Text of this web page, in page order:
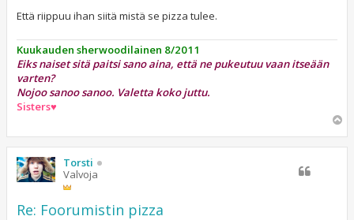
Että riippuu ihan siitä mistä se pizza tulee.
Kuukauden sherwoodilainen 8/2011
Eiks naiset sitä paitsi sano aina, että ne pukeutuu vaan itseään
varten?
Nojoo sanoo sanoo. Valetta koko juttu.
Sisters♥
ö
Torsti
Valvoja
Re: Foorumistin pizza